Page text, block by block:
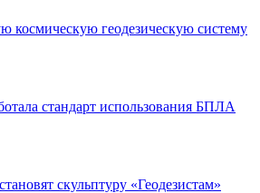
космическую геодезическую систему
стандарт использования БПЛА
скульптуру «Геодезистам»